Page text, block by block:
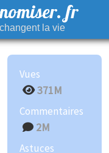
fr
la vie
Vues
371M
Commentaires
2M
Astuces